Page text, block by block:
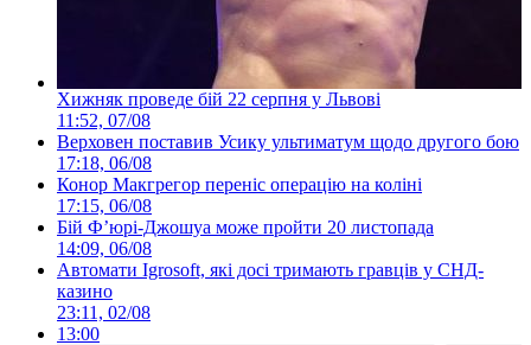
Хижняк проведе бій 22 серпня у Львові
11:52, 07/08
Верховен поставив Усику ультиматум щодо другого бою
17:18, 06/08
Конор Макгрегор переніс операцію на коліні
17:15, 06/08
Бій Ф’юрі-Джошуа може пройти 20 листопада
14:09, 06/08
Автомати Igrosoft, які досі тримають гравців у СНД-
казино
23:11, 02/08
13:00